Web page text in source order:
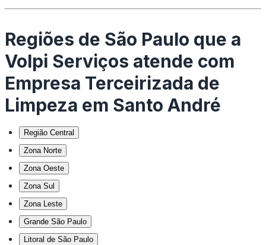
Regiões de São Paulo que a
Volpi Serviços atende com
Empresa Terceirizada de
Limpeza em Santo André
Região Central
Zona Norte
Zona Oeste
Zona Sul
Zona Leste
Grande São Paulo
Litoral de São Paulo